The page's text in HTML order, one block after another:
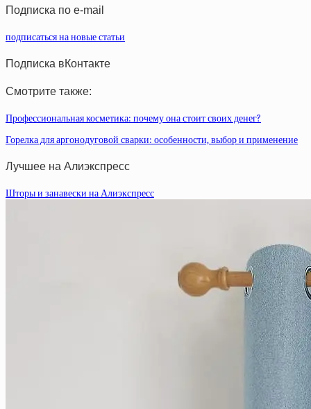
Подписка по e-mail
подписаться на новые статьи
Подписка вКонтакте
Смотрите также:
Профессиональная косметика: почему она стоит своих денег?
Горелка для аргонодуговой сварки: особенности, выбор и применение
Лучшее на Алиэкспресс
Шторы и занавески на Алиэкспресс